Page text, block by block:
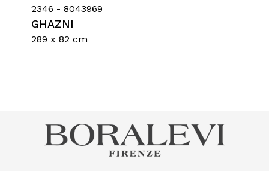
2346 - 8043969
GHAZNI
289 x 82 cm